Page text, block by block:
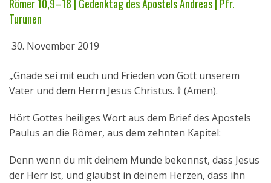
Über uns
Geistliches Wort
Termine
Aktuelles
Kontakt
English
Römer 10,9–18 | Gedenktag des Apostels Andreas | Pfr.
Turunen
30. November 2019
„Gnade sei mit euch und Frieden von Gott unserem
Vater und dem Herrn Jesus Christus. † (Amen).
Hört Gottes heiliges Wort aus dem Brief des Apostels
Paulus an die Römer, aus dem zehnten Kapitel:
Denn wenn du mit deinem Munde bekennst, dass Jesus
der Herr ist, und glaubst in deinem Herzen, dass ihn